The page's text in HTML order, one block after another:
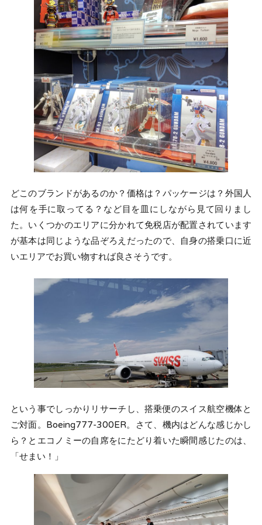
どこのブランドがあるのか？価格は？パッケージは？外国人
は何を手に取ってる？など目を皿にしながら見て回りまし
た。いくつかのエリアに分かれて免税店が配置されています
が基本は同じような品ぞろえだったので、自身の搭乗口に近
いエリアでお買い物すれば良さそうです。
という事でしっかりリサーチし、搭乗便のスイス航空機体と
ご対面。Boeing777-300ER。さて、機内はどんな感じかし
ら？とエコノミーの自席をにたどり着いた瞬間感じたのは、
「せまい！」